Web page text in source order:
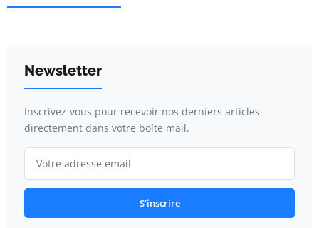
Newsletter
Inscrivez-vous pour recevoir nos derniers articles
directement dans votre boîte mail.
S'inscrire